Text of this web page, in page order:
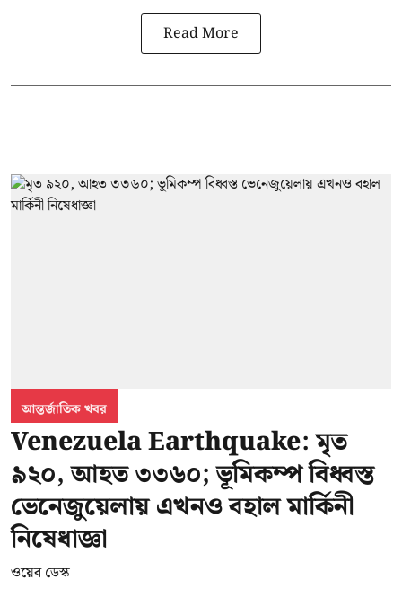
Read More
আন্তর্জাতিক খবর
Venezuela Earthquake: মৃত
৯২০, আহত ৩৩৬০; ভূমিকম্প বিধ্বস্ত
ভেনেজুয়েলায় এখনও বহাল মার্কিনী
নিষেধাজ্ঞা
ওয়েব ডেস্ক